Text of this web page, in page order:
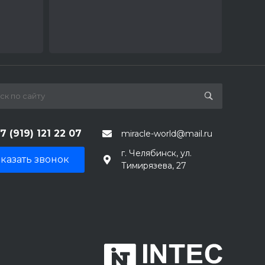
(919) 121 22 07 miracle-world@mail.ru
звонок
г. Челябинск, ул.
Тимирязева, 27